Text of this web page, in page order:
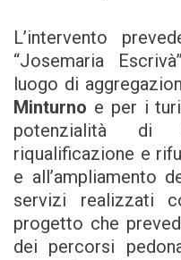
L’intervento
“Josemaria
luogo di
Minturno e per i
potenzialità di
riqualificazione e
e all’ampliamento
servizi realizzati
progetto che
dei percorsi